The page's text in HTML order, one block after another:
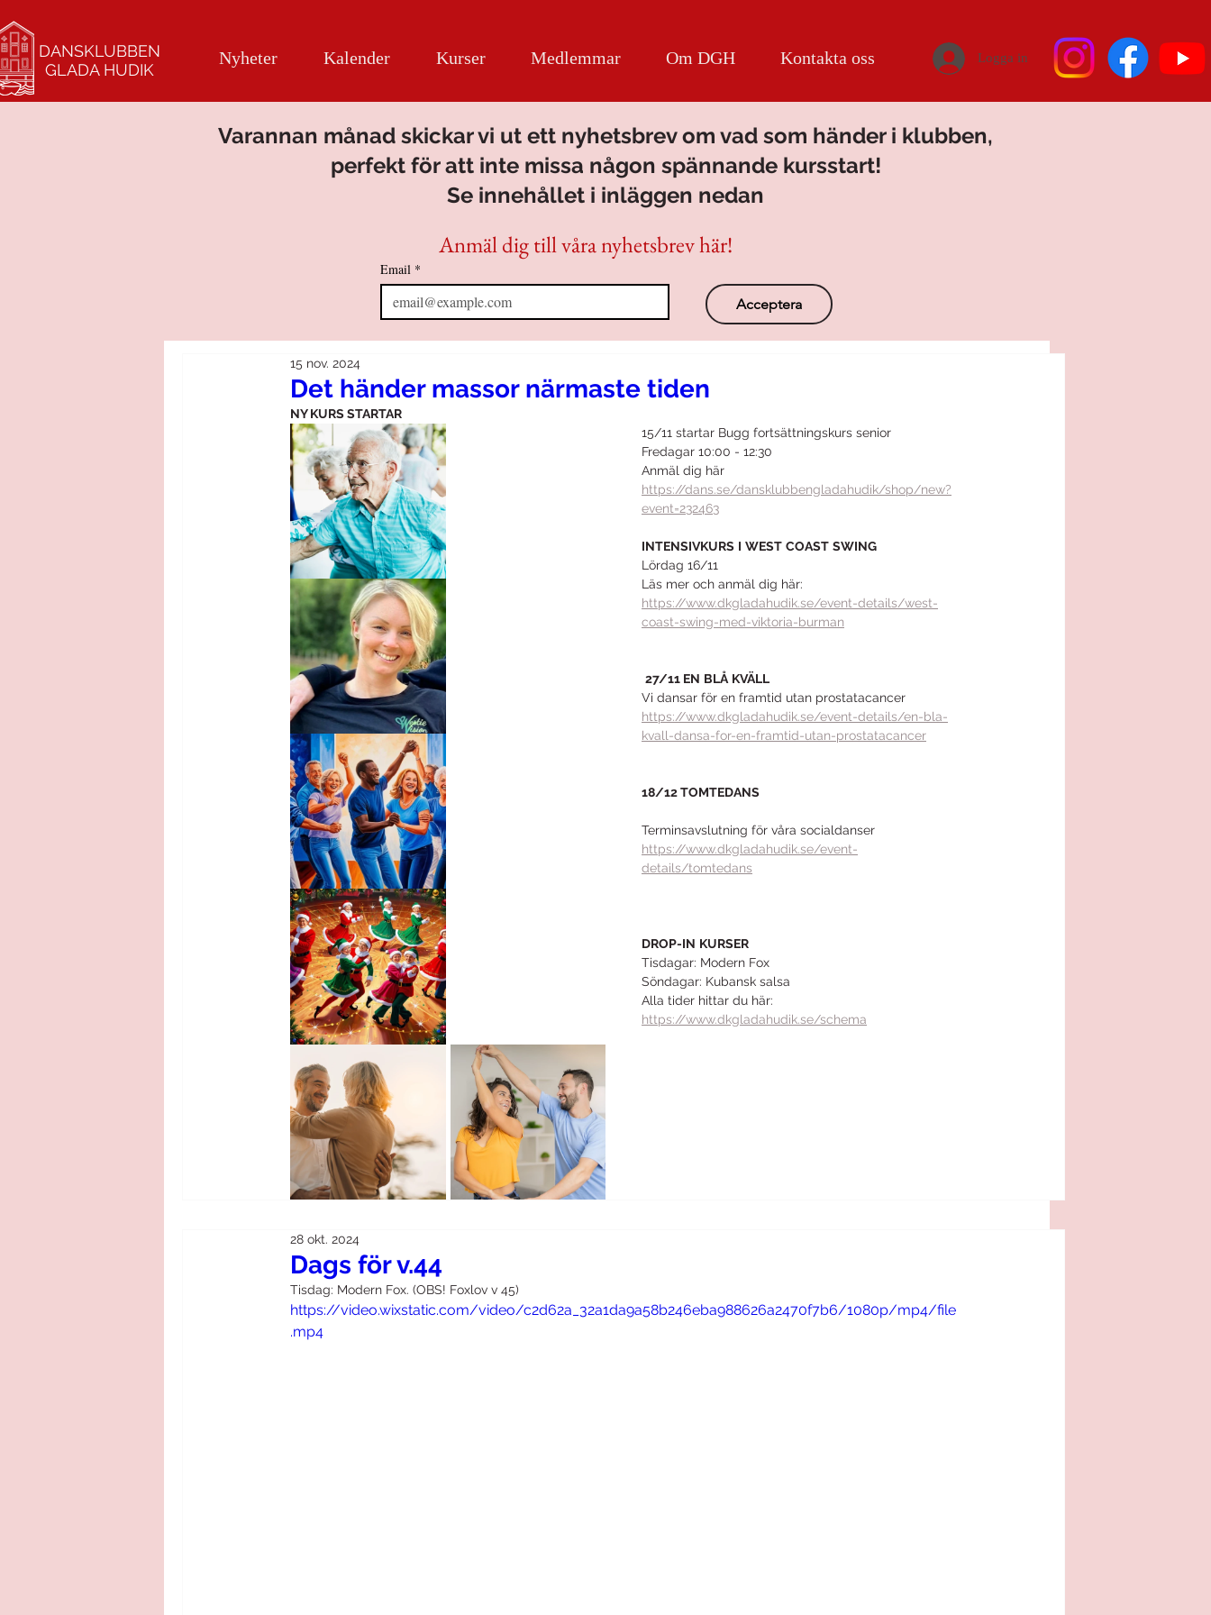
DANSKLUBBEN
GLADA HUDIK
Nyheter Kalender Kurser Medlemmar Om DGH Kontakta oss Logga in
Varannan månad skickar vi ut ett nyhetsbrev om vad som händer i klubben,
perfekt för att inte missa någon spännande kursstart!
Se innehållet i inläggen nedan
Anmäl dig till våra nyhetsbrev här!
Email *
Acceptera
Det händer massor närmaste tiden
15 nov. 2024
NY KURS STARTAR
15/11 startar Bugg fortsättningskurs senior
Fredagar 10:00 - 12:30
Anmäl dig här
https://dans.se/dansklubbengladahudik/shop/new?
event=232463
INTENSIVKURS I WEST COAST SWING
Lördag 16/11
Läs mer och anmäl dig här:
https://www.dkgladahudik.se/event-details/west-
coast-swing-med-viktoria-burman
27/11 EN BLÅ KVÄLL
Vi dansar för en framtid utan prostatacancer
https://www.dkgladahudik.se/event-details/en-bla-
kvall-dansa-for-en-framtid-utan-prostatacancer
18/12 TOMTEDANS
Terminsavslutning för våra socialdanser
https://www.dkgladahudik.se/event-
details/tomtedans
DROP-IN KURSER
Tisdagar: Modern Fox
Söndagar: Kubansk salsa
Alla tider hittar du här:
https://www.dkgladahudik.se/schema
Dags för v.44
28 okt. 2024
Tisdag: Modern Fox. (OBS! Foxlov v 45)
https://video.wixstatic.com/video/c2d62a_32a1da9a58b246eba988626a2470f7b6/1080p/mp4/file
.mp4